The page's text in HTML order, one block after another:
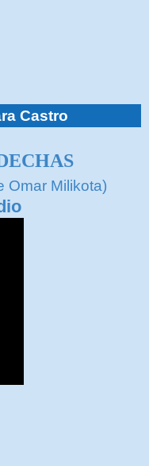
Castro
Omar Milikota)